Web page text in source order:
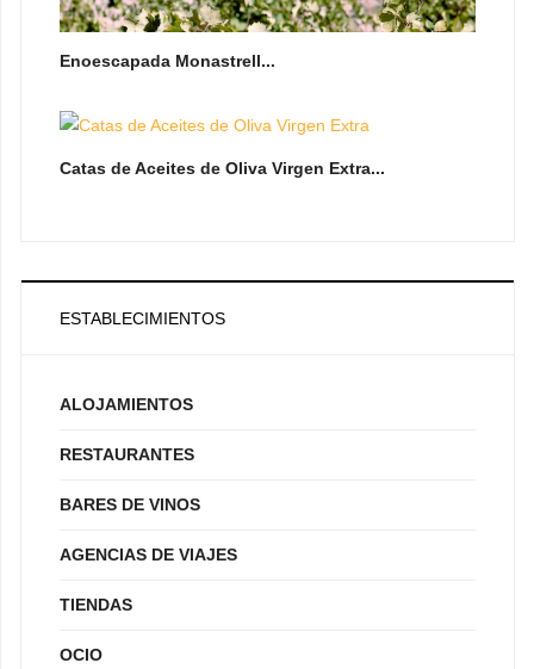
Enoescapada Monastrell...
Catas de Aceites de Oliva Virgen Extra...
ESTABLECIMIENTOS
ALOJAMIENTOS
RESTAURANTES
BARES DE VINOS
AGENCIAS DE VIAJES
TIENDAS
OCIO